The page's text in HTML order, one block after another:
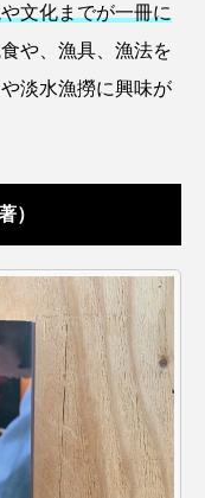
ガラ・ルファ
キンメダイ
クマノミ
マエビ
クロダイ
グッピー
文化までが一冊に
や、漁具、漁法を
淡水漁撈に興味が
）